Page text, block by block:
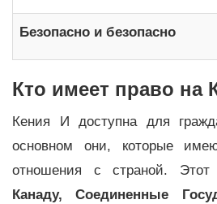
Безопасно и безопасно
Кто имеет право на
Кения И доступна для
основном они, которые
отношения с страной. Этот
Канаду, Соединенные